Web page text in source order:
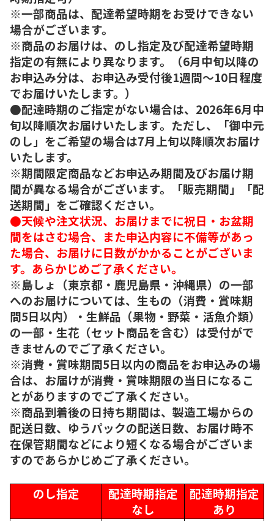
※一部商品は、配達希望時期をお受けできない
場合がございます。
※商品のお届けは、のし指定及び配達希望時期
指定の有無により異なります。（6月中旬以降の
お申込み分は、お申込み受付後1週間～10日程度
でお届けいたします。）
●配達時期のご指定がない場合は、2026年6月中
旬以降順次お届けいたします。ただし、「御中元
のし」をご希望の場合は7月上旬以降順次お届け
いたします。
※期間限定商品などお申込み期間及びお届け期
間が異なる場合がございます。「販売期間」「配
送期間」をご確認ください。
●天候や注文状況、お届けまでに祝日・お盆期
間をはさむ場合、また申込内容に不備等があっ
た場合、お届けに日数がかかることがございま
す。あらかじめご了承ください。
※島しょ（東京都・鹿児島県・沖縄県）の一部
へのお届けについては、生もの（消費・賞味期
間5日以内）・生鮮品（果物・野菜・活魚介類）
の一部・生花（セット商品を含む）は受付がで
きませんのでご了承ください。
※消費・賞味期間5日以内の商品をお申込みの場
合は、お届けが消費・賞味期限の当日になるこ
とがありますのでご了承ください。
※商品到着後の日持ち期間は、製造工場からの
配送日数、ゆうパックの配送日数、お届け時不
在保管期間などにより短くなる場合がございま
すのであらかじめご了承ください。
のし指定
配達時期指定
なし
配達時期指定
あり